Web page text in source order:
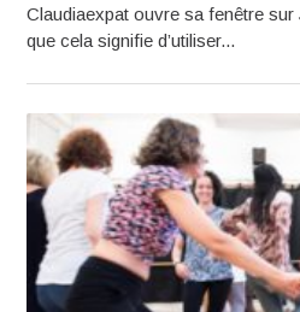
Claudiaexpat ouvre sa fenêtre
que cela signifie d’utiliser...